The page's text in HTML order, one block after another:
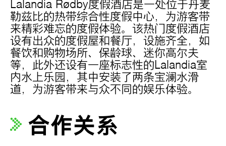
Lalandia Rødby度假酒店是一处位于丹麦
勒兹比的热带综合性度假中心，为游客带
来精彩难忘的度假体验。该热门度假酒店
设有出众的度假屋和餐厅，设施齐全，如
餐饮和购物场所、保龄球、迷你高尔夫
等，此外还设有一座标志性的Lalandia室
内水上乐园，其中安装了两条宝澜水滑
道，为游客带来与众不同的娱乐体验。
合作关系